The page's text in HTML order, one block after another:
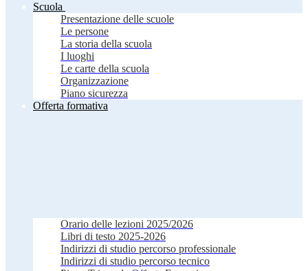
Scuola
Presentazione delle scuole
Le persone
La storia della scuola
I luoghi
Le carte della scuola
Organizzazione
Piano sicurezza
Offerta formativa
Orario delle lezioni 2025/2026
Libri di testo 2025-2026
Indirizzi di studio percorso professionale
Indirizzi di studio percorso tecnico